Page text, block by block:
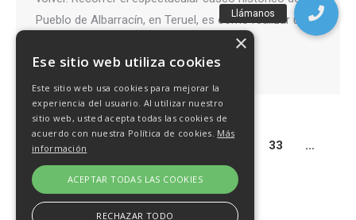
Pueblo de Albarracín, en Teruel, es como realizar un
Detalles
1 33
…
52
Ese sitio web utiliza cookies
Este sitio web usa cookies para mejorar la
experiencia del usuario. Al utilizar nuestro
sitio web, usted acepta todas las cookies de
acuerdo con nuestra Política de cookies. Más
información
ACEPTAR TODAS LAS COOKIES
RECHAZAR TODO
×